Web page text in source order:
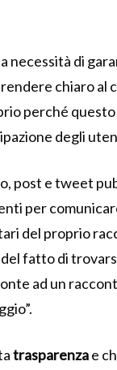
necessità di
chiaro al
perché
degli
post e tweet
per
del proprio
fatto di
ad un
trasparenzae